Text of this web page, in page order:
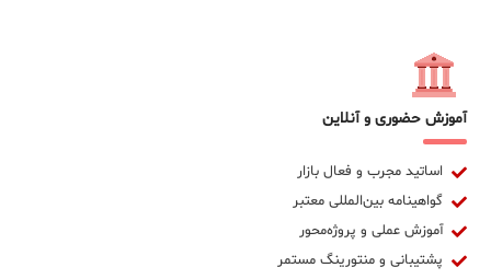
آموزش حضوری و آنلاین
اساتید مجرب و فعال بازار
گواهینامه بین‌المللی معتبر
آموزش عملی و پروژه‌محور
پشتیبانی و منتورینگ مستمر